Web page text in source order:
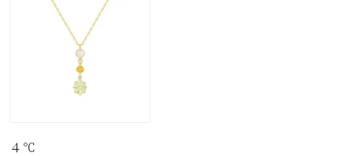
４℃